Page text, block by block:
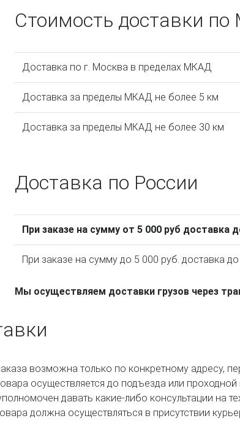
Стоимость доставки
Доставка по г. Москва в пределах МКАД
Доставка за пределы МКАД не более 5 км
Доставка за пределы МКАД не более 30 км
Доставка по России
При заказе на сумму от 5 000 руб доставка
При заказе на сумму до 5 000 руб. доставка
Мы осуществляем доставки грузов через
возможна только по конкретному адресу,
осуществляется до подъезда или
давать какие-либо консультации на
должна осуществляться в присутствии